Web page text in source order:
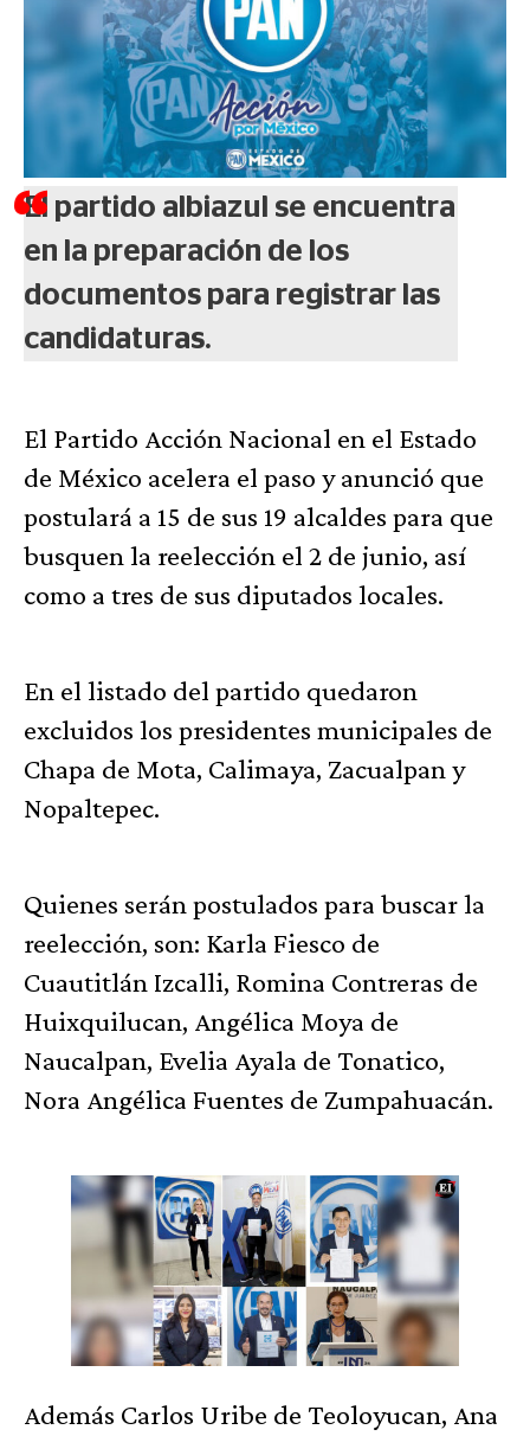
El partido albiazul se encuentra
en la preparación de los
documentos para registrar las
candidaturas.
El Partido Acción Nacional en el Estado
de México acelera el paso y anunció que
postulará a 15 de sus 19 alcaldes para que
busquen la reelección el 2 de junio, así
como a tres de sus diputados locales.
En el listado del partido quedaron
excluidos los presidentes municipales de
Chapa de Mota, Calimaya, Zacualpan y
Nopaltepec.
Quienes serán postulados para buscar la
reelección, son: Karla Fiesco de
Cuautitlán Izcalli, Romina Contreras de
Huixquilucan, Angélica Moya de
Naucalpan, Evelia Ayala de Tonatico,
Nora Angélica Fuentes de Zumpahuacán.
Además Carlos Uribe de Teoloyucan, Ana